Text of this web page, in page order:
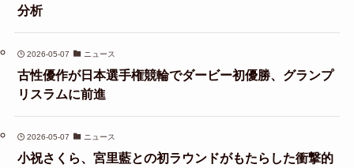
分析
2026-05-07 ニュース
古性優作が日本選手権競輪でダービー初優勝、グランプ
リスラムに前進
2026-05-07 ニュース
小祝さくら、宮里藍との初ラウンドがもたらした衝撃的